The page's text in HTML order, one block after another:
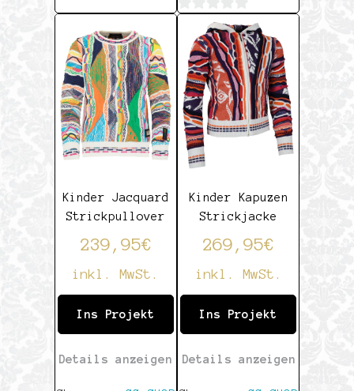
von
Kinder Jacquard
Strickpullover
239,95€
inkl. MwSt.
Ins Projekt
Details anzeigen
Kinder Kapuzen
Strickjacke
269,95€
inkl. MwSt.
Ins Projekt
Details anzeigen